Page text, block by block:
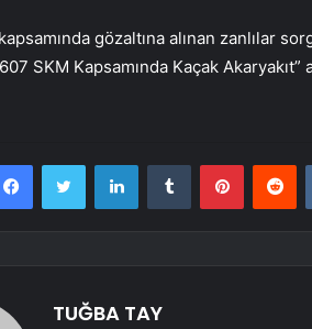
gözaltına alınan zanlılar
SKM Kapsamında Kaçak
FacebookTwitter LinkedInTumblr Pinterest
TUĞBA TAY